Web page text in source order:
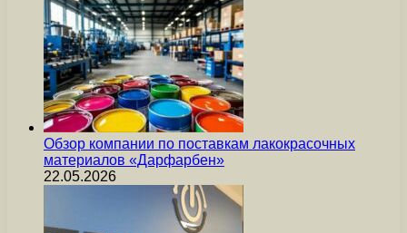
Обзор компании по поставкам лакокрасочных
материалов «Дарфарбен»
22.05.2026